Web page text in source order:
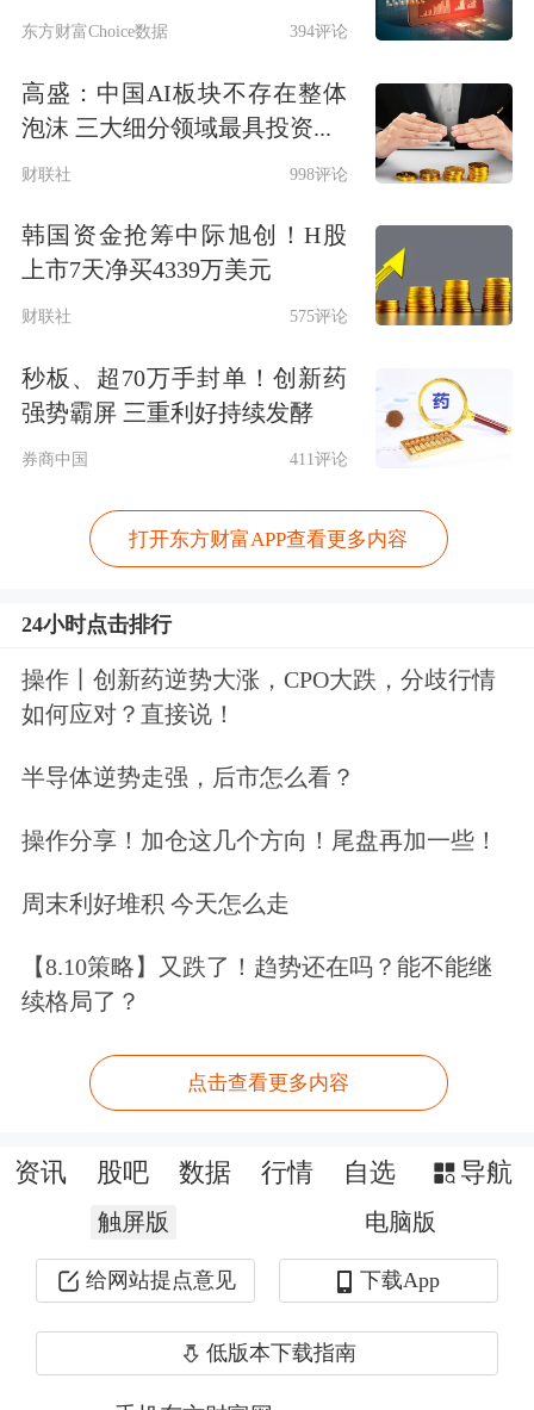
的经济中，但可能会在未来几个季度通
过奖金、工资增长和出口收益汇回国内
的形式显现出来。他在帖子中写道，这
一过程最终可能会支撑奢侈品消费和房
地产需求。
“回顾过去，类似的资金曾一再流入房
难假设这一周期会有所不同。
首尔公寓价格连续72周上涨
金容范呼吁对房产持有税和资本利得税
明他心目中(如果有的话)会有哪些政策
变化。
格已连续72周上涨，即使韩国政府为遏
制房价上涨而采取的一系列措施，包括
收紧抵押贷款限制，也并未能起到降温
在韩国京畿道华城市东滩区，楼市的过
热现象无疑体现得更为明显——这里坐
落于韩国著名的“半导体带”核心腹地。
过去几个月，一场前所未有的房地产抢
购潮正在上演。
“我从业以来从未见过这样的景象，”当
地房产中介Choi Mi-sook惊叹道。据她
透露，在过去短短两周内，东滩主要公
东方财富Choice数据 394评论
高盛：中国AI板块不存在整体
泡沫 三大细分领域最具投资...
财联社 998评论
韩国资金抢筹中际旭创！H股
上市7天净买4339万美元
财联社 575评论
秒板、超70万手封单！创新药
强势霸屏 三重利好持续发酵
券商中国 411评论
打开东方财富APP查看更多内容
24小时点击排行
操作丨创新药逆势大涨，CPO大跌，分歧行情
如何应对？直接说！
半导体逆势走强，后市怎么看？
操作分享！加仓这几个方向！尾盘再加一些！
周末利好堆积 今天怎么走
【8.10策略】又跌了！趋势还在吗？能不能继
续格局了？
点击查看更多内容
资讯 股吧 数据 行情 自选 导航
触屏版 电脑版
给网站提点意见 下载App
低版本下载指南